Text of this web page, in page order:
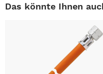
Das könnte Ihnen